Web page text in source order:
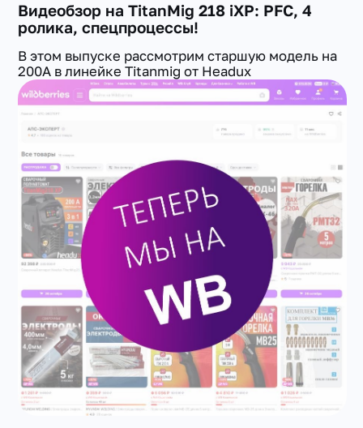
Видеобзор на TitanMig 218 iXP: PFC, 4
ролика, спецпроцессы!
В этом выпуске рассмотрим старшую модель на
200А в линейке Titanmig от Headux